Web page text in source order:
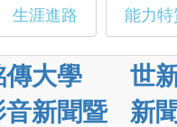
生涯進路 能力特
傳大學
音新聞暨
世
新